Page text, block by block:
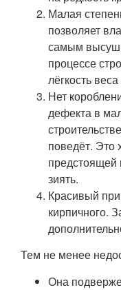
Малая
позволяет
самым
процессе
лёгкость
Нет
дефекта в
поведёт. Это
предстоящей
зиять.
Красивый
кирпичного.
Тем не менее
Она